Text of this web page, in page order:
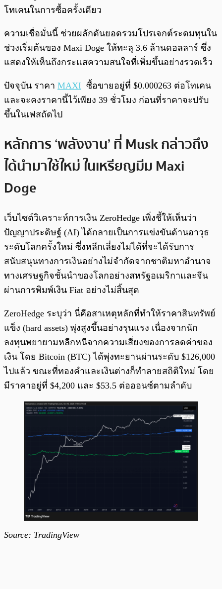
โทเคนในการซื้อครั้งเดียว
ความเชื่อมั่นนี้ ช่วยผลักดันยอดรวมโปรเจกต์ระดมทุนใน
ช่วงเริ่มต้นของ Maxi Doge ให้ทะลุ 3.6 ล้านดอลลาร์ ซึ่ง
แสดงให้เห็นถึงกระแสความสนใจที่เพิ่มขึ้นอย่างรวดเร็ว
ปัจจุบัน ราคา MAXI ซื้อขายอยู่ที่ $0.000263 ต่อโทเคน
และจะคงราคานี้ไว้เพียง 39 ชั่วโมง ก่อนที่ราคาจะปรับ
ขึ้นในเฟสถัดไป
หลักการ ‘พลังงาน’ ที่ Musk กล่าวถึง
ได้นำมาใช้ใหม่ ในเหรียญมีม Maxi
Doge
เว็บไซต์วิเคราะห์การเงิน ZeroHedge เพิ่งชี้ให้เห็นว่า
ปัญญาประดิษฐ์ (AI) ได้กลายเป็นการแข่งขันด้านอาวุธ
ระดับโลกครั้งใหม่ ซึ่งหลีกเลี่ยงไม่ได้ที่จะได้รับการ
สนับสนุนทางการเงินอย่างไม่จำกัดจากชาติมหาอำนาจ
ทางเศรษฐกิจชั้นนำของโลกอย่างสหรัฐอเมริกาและจีน
ผ่านการพิมพ์เงิน Fiat อย่างไม่สิ้นสุด
ZeroHedge ระบุว่า นี่คือสาเหตุหลักที่ทำให้ราคาสินทรัพย์
แข็ง (hard assets) พุ่งสูงขึ้นอย่างรุนแรง เนื่องจากนัก
ลงทุนพยายามหลีกหนีจากความเสี่ยงของการลดค่าของ
เงิน โดย Bitcoin (BTC) ได้พุ่งทะยานผ่านระดับ $126,000
ไปแล้ว ขณะที่ทองคำและเงินต่างก็ทำลายสถิติใหม่ โดย
มีราคาอยู่ที่ $4,200 และ $53.5 ต่อออนซ์ตามลำดับ
Source: TradingView